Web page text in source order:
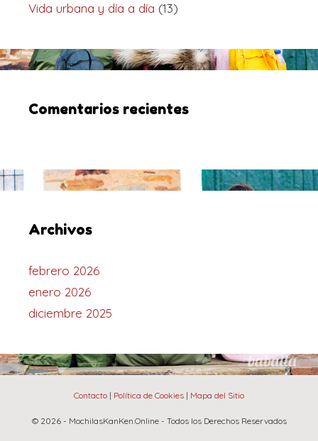
Vida urbana y día a día (13)
Comentarios recientes
Archivos
febrero 2026
enero 2026
diciembre 2025
Contacto | Política de Cookies | Mapa del Sitio
© 2026 - MochilasKanKen.Online - Todos los Derechos Reservados